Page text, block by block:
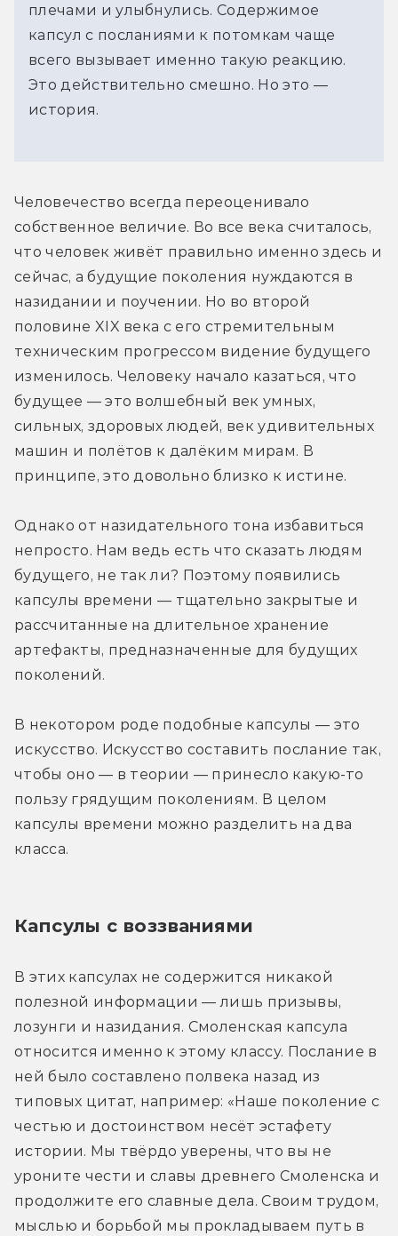
плечами и улыбнулись. Содержимое
капсул с посланиями к потомкам чаще
всего вызывает именно такую реакцию.
Это действительно смешно. Но это —
история.
Человечество всегда переоценивало
собственное величие. Во все века считалось,
что человек живёт правильно именно здесь и
сейчас, а будущие поколения нуждаются в
назидании и поучении. Но во второй
половине XIX века с его стремительным
техническим прогрессом видение будущего
изменилось. Человеку начало казаться, что
будущее — это волшебный век умных,
сильных, здоровых людей, век удивительных
машин и полётов к далёким мирам. В
принципе, это довольно близко к истине.
Однако от назидательного тона избавиться
непросто. Нам ведь есть что сказать людям
будущего, не так ли? Поэтому появились
капсулы времени — тщательно закрытые и
рассчитанные на длительное хранение
артефакты, предназначенные для будущих
поколений.
В некотором роде подобные капсулы — это
искусство. Искусство составить послание так,
чтобы оно — в теории — принесло какую-то
пользу грядущим поколениям. В целом
капсулы времени можно разделить на два
класса.
Капсулы с воззваниями
В этих капсулах не содержится никакой
полезной информации — лишь призывы,
лозунги и назидания. Смоленская капсула
относится именно к этому классу. Послание в
ней было составлено полвека назад из
типовых цитат, например: «Наше поколение с
честью и достоинством несёт эстафету
истории. Мы твёрдо уверены, что вы не
уроните чести и славы древнего Смоленска и
продолжите его славные дела. Своим трудом,
мыслью и борьбой мы прокладываем путь в